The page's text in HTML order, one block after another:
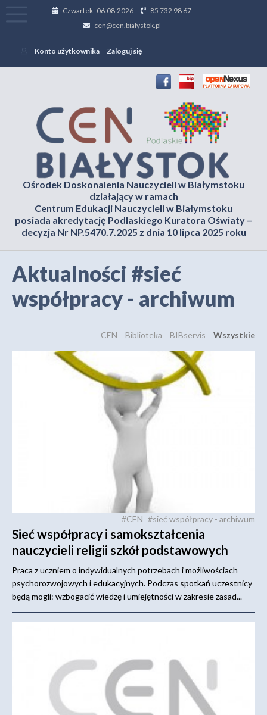
Czwartek 06.08.2026
85 732 98 67
cen@cen.bialystok.pl
Konto użytkownika Zaloguj się
Ośrodek Doskonalenia Nauczycieli w Białymstoku
działający w ramach
Centrum Edukacji Nauczycieli w Białymstoku
posiada akredytację Podlaskiego Kuratora Oświaty –
decyzja Nr NP.5470.7.2025 z dnia 10 lipca 2025 roku
Aktualności #sieć
współpracy - archiwum
CEN Biblioteka BIBservis Wszystkie
#CEN #sieć współpracy - archiwum
Sieć współpracy i samokształcenia
nauczycieli religii szkół podstawowych
Praca z uczniem o indywidualnych potrzebach i możliwościach
psychorozwojowych i edukacyjnych. Podczas spotkań uczestnicy
będą mogli: wzbogacić wiedzę i umiejętności w zakresie zasad...